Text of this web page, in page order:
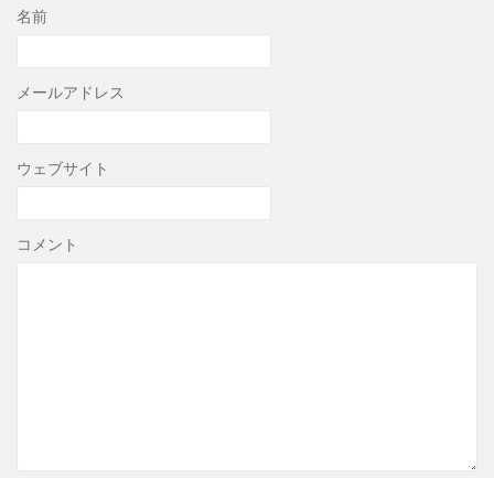
名前
メールアドレス
ウェブサイト
コメント